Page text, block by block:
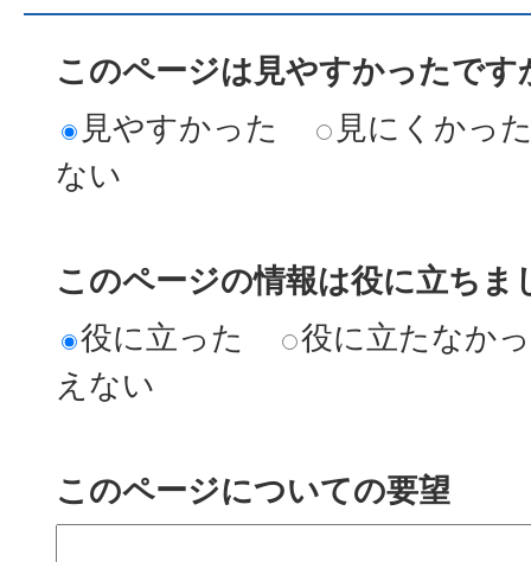
このページは見やすかったです
見やすかった
見にくかっ
ない
このページの情報は役に立ちま
役に立った
役に立たなか
えない
このページについての要望